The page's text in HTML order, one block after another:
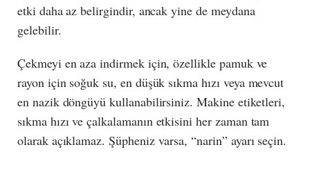
etki daha az belirgindir, ancak yine de meydana
gelebilir.
Çekmeyi en aza indirmek için, özellikle pamuk ve
rayon için soğuk su, en düşük sıkma hızı veya mevcut
en nazik döngüyü kullanabilirsiniz. Makine etiketleri,
sıkma hızı ve çalkalamanın etkisini her zaman tam
olarak açıklamaz. Şüpheniz varsa, “narin” ayarı seçin.